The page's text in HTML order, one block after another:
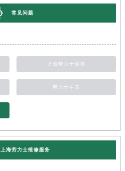
常见问题
上海劳力士保养
劳力士手表
上海劳力士维修服务